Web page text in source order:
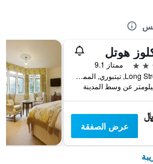
هوتل
ممتاز 9.1
8 Long Street, تيتبوري, المملكة المتحدة
عرض الصفقة